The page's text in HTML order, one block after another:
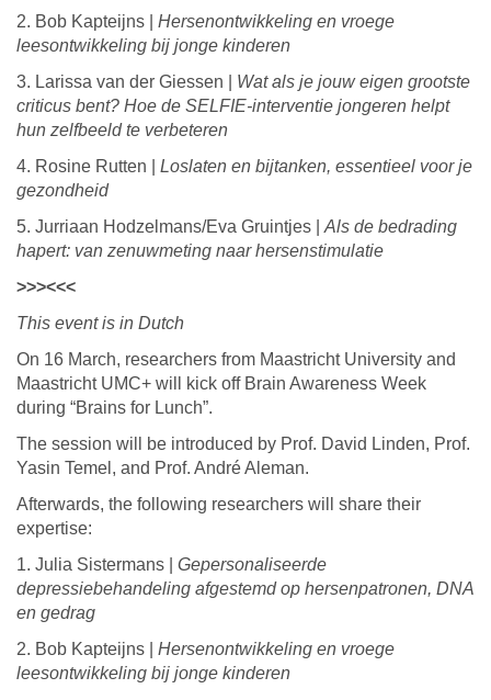
2. Bob Kapteijns | Hersenontwikkeling en vroege
leesontwikkeling bij jonge kinderen
3. Larissa van der Giessen | Wat als je jouw eigen grootste
criticus bent? Hoe de SELFIE-interventie jongeren helpt
hun zelfbeeld te verbeteren
4. Rosine Rutten | Loslaten en bijtanken, essentieel voor je
gezondheid
5. Jurriaan Hodzelmans/Eva Gruintjes | Als de bedrading
hapert: van zenuwmeting naar hersenstimulatie
>>><<<
This event is in Dutch
On 16 March, researchers from Maastricht University and
Maastricht UMC+ will kick off Brain Awareness Week
during “Brains for Lunch”.
The session will be introduced by Prof. David Linden, Prof.
Yasin Temel, and Prof. André Aleman.
Afterwards, the following researchers will share their
expertise:
1. Julia Sistermans | Gepersonaliseerde
depressiebehandeling afgestemd op hersenpatronen, DNA
en gedrag
2. Bob Kapteijns | Hersenontwikkeling en vroege
leesontwikkeling bij jonge kinderen